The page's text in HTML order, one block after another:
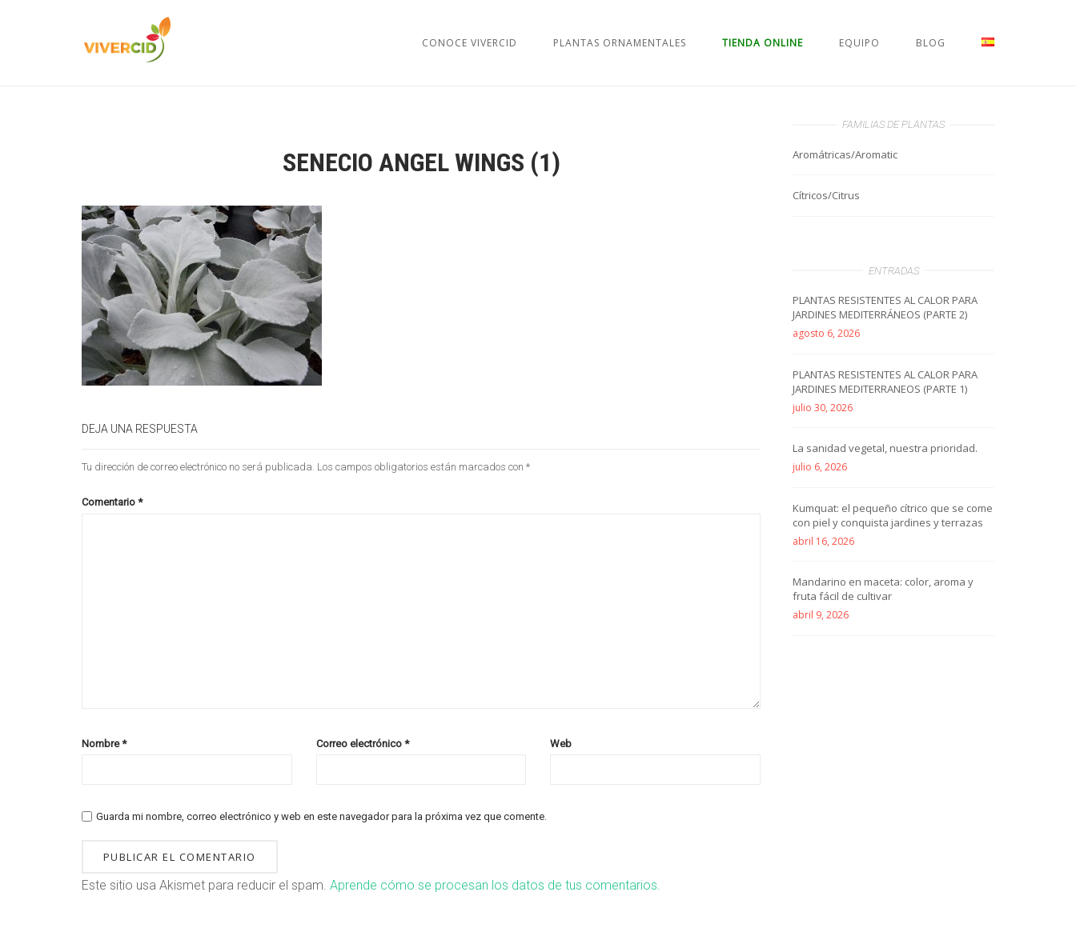
CONOCE VIVERCID PLANTAS ORNAMENTALES TIENDA ONLINE EQUIPO BLOG
SENECIO ANGEL WINGS (1)
DEJA UNA RESPUESTA
Tu dirección de correo electrónico no será publicada. Los campos obligatorios están marcados con *
Comentario *
Nombre* Correo electrónico * Web
Guarda mi nombre, correo electrónico y web en este navegador para la próxima vez que comente.
Este sitio usa Akismet para reducir el spam. Aprende cómo se procesan los datos de tus comentarios.
FAMILIAS DE PLANTAS
Aromátricas/Aromatic
Cítricos/Citrus
ENTRADAS
PLANTAS RESISTENTES AL CALOR PARA
JARDINES MEDITERRÁNEOS (PARTE 2)
agosto 6, 2026
PLANTAS RESISTENTES AL CALOR PARA
JARDINES MEDITERRANEOS (PARTE 1)
julio 30, 2026
La sanidad vegetal, nuestra prioridad.
julio 6, 2026
Kumquat: el pequeño cítrico que se come
con piel y conquista jardines y terrazas
abril 16, 2026
Mandarino en maceta: color, aroma y
fruta fácil de cultivar
abril 9, 2026